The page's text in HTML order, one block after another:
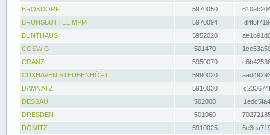
BROKDORF
5970050
BRUNSBÜTTEL MPM
5970094
BUNTHAUS
5952020
COSWIG
501470
CRANZ
5950070
CUXHAVEN STEUBENHÖFT
5990020
DAMNATZ
5910030
DESSAU
502000
DRESDEN
501060
DÖMITZ
5910025